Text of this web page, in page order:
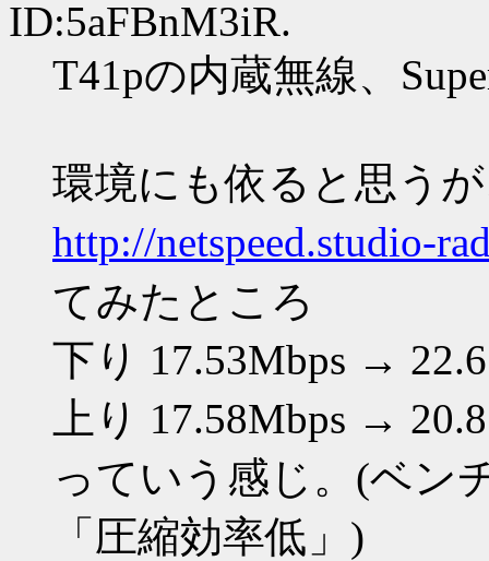
ID:5aFBnM3iR.
T41pの内蔵無線、
環境にも依ると思う
http://netspeed.studio-
てみたところ
下り 17.53Mbps →
上り 17.58Mbps →
っていう感じ。(ベン
「圧縮効率低」)